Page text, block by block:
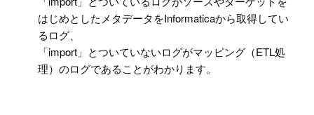
はじめとしたメタデータをInformaticaから取得してい
るログ、
「import」とついていないログがマッピング（ETL処
理）のログであることがわかります。